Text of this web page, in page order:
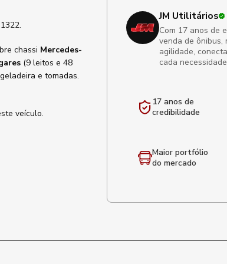
chassi Mercedes-
(9 leitos e 48
e tomadas.
veículo.
JM Utilitários
Com 17 anos de
venda de ônibus,
agilidade,
cada
17 anos de
credibilidade
Maior portfólio
do mercado